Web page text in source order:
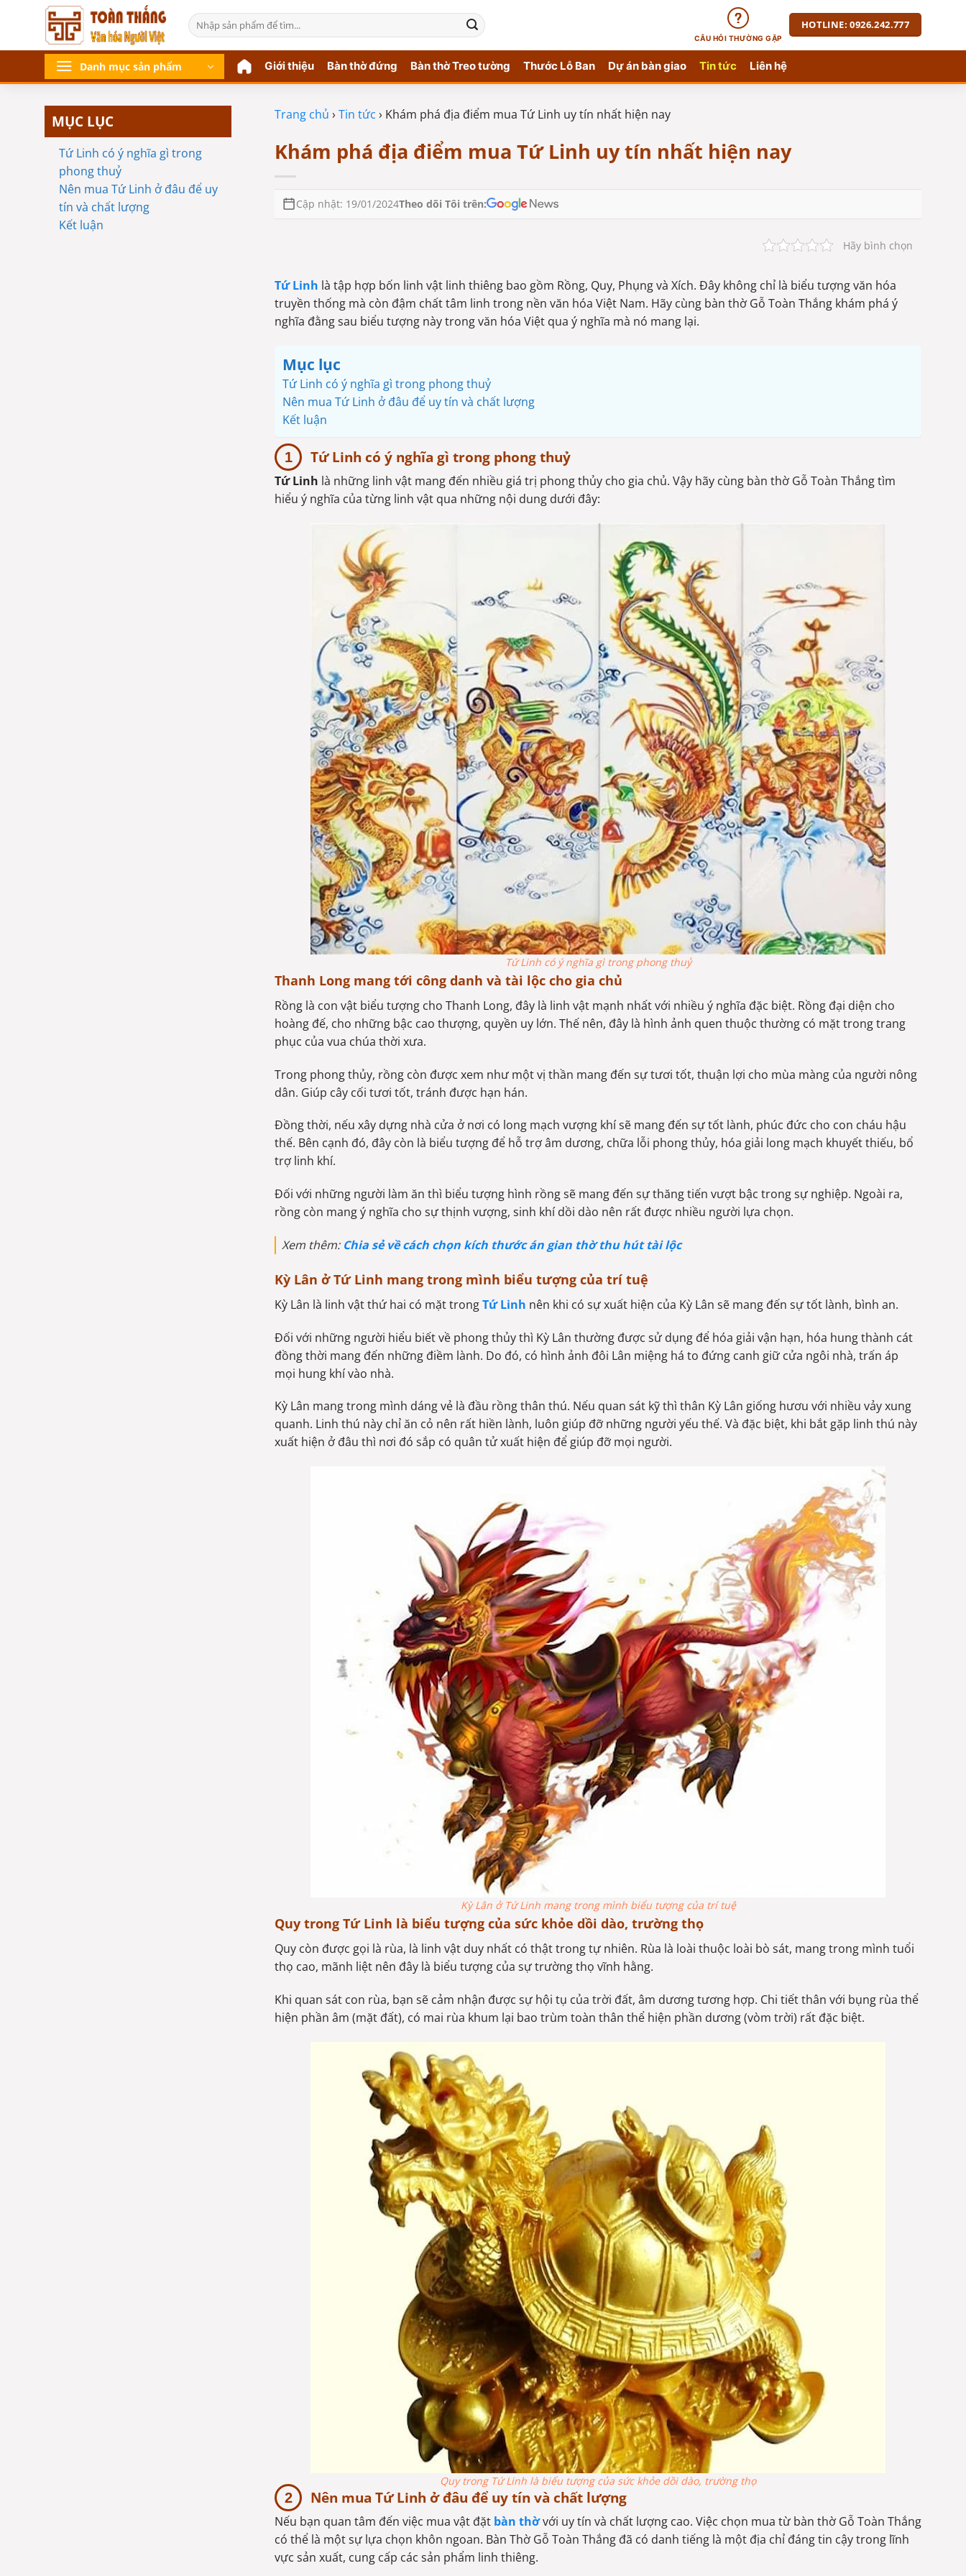
Tìm
kiếm:
CÂU HỎI THƯỜNG GẶP
HOTLINE: 0926.242.777
Danh mục sản phẩm Giới thiệu Bàn thờ đứng Bàn thờ Treo tường Thước Lỗ Ban Dự án bàn giao Tin tức Liên hệ
MỤC LỤC
Tứ Linh có ý nghĩa gì trong
phong thuỷ
Nên mua Tứ Linh ở đâu để uy
tín và chất lượng
Kết luận
Trang chủ › Tin tức › Khám phá địa điểm mua Tứ Linh uy tín nhất hiện nay
Khám phá địa điểm mua Tứ Linh uy tín nhất hiện nay
Cập nhật: 19/01/2024Theo dõi Tôi trên:
Hãy bình chọn
Tứ Linh là tập hợp bốn linh vật linh thiêng bao gồm Rồng, Quy, Phụng và Xích. Đây không chỉ là biểu tượng văn hóa
truyền thống mà còn đậm chất tâm linh trong nền văn hóa Việt Nam. Hãy cùng bàn thờ Gỗ Toàn Thắng khám phá ý
nghĩa đằng sau biểu tượng này trong văn hóa Việt qua ý nghĩa mà nó mang lại.
Mục lục
Tứ Linh có ý nghĩa gì trong phong thuỷ
Nên mua Tứ Linh ở đâu để uy tín và chất lượng
Kết luận
Tứ Linh có ý nghĩa gì trong phong thuỷ
Tứ Linh là những linh vật mang đến nhiều giá trị phong thủy cho gia chủ. Vậy hãy cùng bàn thờ Gỗ Toàn Thắng tìm
hiểu ý nghĩa của từng linh vật qua những nội dung dưới đây:
Tứ Linh có ý nghĩa gì trong phong thuỷ
Thanh Long mang tới công danh và tài lộc cho gia chủ
Rồng là con vật biểu tượng cho Thanh Long, đây là linh vật mạnh nhất với nhiều ý nghĩa đặc biệt. Rồng đại diện cho
hoàng đế, cho những bậc cao thượng, quyền uy lớn. Thế nên, đây là hình ảnh quen thuộc thường có mặt trong trang
phục của vua chúa thời xưa.
Trong phong thủy, rồng còn được xem như một vị thần mang đến sự tươi tốt, thuận lợi cho mùa màng của người nông
dân. Giúp cây cối tươi tốt, tránh được hạn hán.
Đồng thời, nếu xây dựng nhà cửa ở nơi có long mạch vượng khí sẽ mang đến sự tốt lành, phúc đức cho con cháu hậu
thế. Bên cạnh đó, đây còn là biểu tượng để hỗ trợ âm dương, chữa lỗi phong thủy, hóa giải long mạch khuyết thiếu, bổ
trợ linh khí.
Đối với những người làm ăn thì biểu tượng hình rồng sẽ mang đến sự thăng tiến vượt bậc trong sự nghiệp. Ngoài ra,
rồng còn mang ý nghĩa cho sự thịnh vượng, sinh khí dồi dào nên rất được nhiều người lựa chọn.
Xem thêm: Chia sẻ về cách chọn kích thước án gian thờ thu hút tài lộc
Kỳ Lân ở Tứ Linh mang trong mình biểu tượng của trí tuệ
Kỳ Lân là linh vật thứ hai có mặt trongTứ Linh nên khi có sự xuất hiện của Kỳ Lân sẽ mang đến sự tốt lành, bình an.
Đối với những người hiểu biết về phong thủy thì Kỳ Lân thường được sử dụng để hóa giải vận hạn, hóa hung thành cát
đồng thời mang đến những điềm lành. Do đó, có hình ảnh đôi Lân miệng há to đứng canh giữ cửa ngôi nhà, trấn áp
mọi hung khí vào nhà.
Kỳ Lân mang trong mình dáng vẻ là đầu rồng thân thú. Nếu quan sát kỹ thì thân Kỳ Lân giống hươu với nhiều vảy xung
quanh. Linh thú này chỉ ăn cỏ nên rất hiền lành, luôn giúp đỡ những người yếu thế. Và đặc biệt, khi bắt gặp linh thú này
xuất hiện ở đâu thì nơi đó sắp có quân tử xuất hiện để giúp đỡ mọi người.
Kỳ Lân ở Tứ Linh mang trong mình biểu tượng của trí tuệ
Quy trong Tứ Linh là biểu tượng của sức khỏe dồi dào, trường thọ
Quy còn được gọi là rùa, là linh vật duy nhất có thật trong tự nhiên. Rùa là loài thuộc loài bò sát, mang trong mình tuổi
thọ cao, mãnh liệt nên đây là biểu tượng của sự trường thọ vĩnh hằng.
Khi quan sát con rùa, bạn sẽ cảm nhận được sự hội tụ của trời đất, âm dương tương hợp. Chi tiết thân với bụng rùa thể
hiện phần âm (mặt đất), có mai rùa khum lại bao trùm toàn thân thể hiện phần dương (vòm trời) rất đặc biệt.
Quy trong Tứ Linh là biểu tượng của sức khỏe dồi dào, trường thọ
Nên mua Tứ Linh ở đâu để uy tín và chất lượng
Nếu bạn quan tâm đến việc mua vật đặt bàn thờvới uy tín và chất lượng cao. Việc chọn mua từ bàn thờ Gỗ Toàn Thắng
có thể là một sự lựa chọn khôn ngoan. Bàn Thờ Gỗ Toàn Thắng đã có danh tiếng là một địa chỉ đáng tin cậy trong lĩnh
vực sản xuất, cung cấp các sản phẩm linh thiêng.